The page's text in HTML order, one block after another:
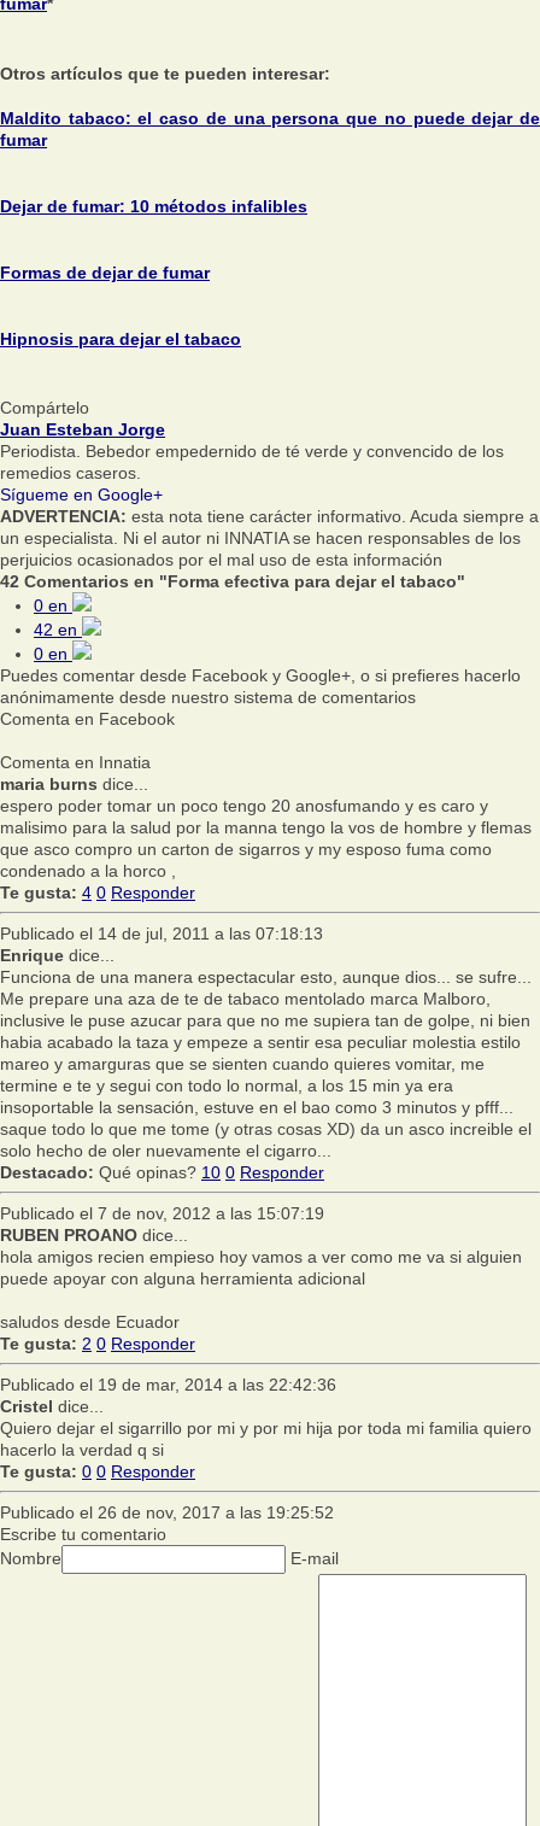
Otros artículos que te pueden interesar:
Maldito tabaco: el caso de una persona que no puede dejar de
fumar
Dejar de fumar: 10 métodos infalibles
Formas de dejar de fumar
Hipnosis para dejar el tabaco
Compártelo
Juan Esteban Jorge
Periodista. Bebedor empedernido de té verde y convencido de los
remedios caseros.
Sígueme en Google+
ADVERTENCIA: esta nota tiene carácter informativo. Acuda siempre a
un especialista. Ni el autor ni INNATIA se hacen responsables de los
perjuicios ocasionados por el mal uso de esta información
42 Comentarios en "Forma efectiva para dejar el tabaco"
0 en
42 en
0 en
Puedes comentar desde Facebook y Google+, o si prefieres hacerlo
anónimamente desde nuestro sistema de comentarios
Comenta en Facebook
Comenta en Innatia
maria burns dice...
espero poder tomar un poco tengo 20 anosfumando y es caro y
malisimo para la salud por la manna tengo la vos de hombre y flemas
que asco compro un carton de sigarros y my esposo fuma como
condenado a la horco ,
Te gusta: 4 0 Responder
Publicado el 14 de jul, 2011 a las 07:18:13
Enrique dice...
Funciona de una manera espectacular esto, aunque dios... se sufre...
Me prepare una aza de te de tabaco mentolado marca Malboro,
inclusive le puse azucar para que no me supiera tan de golpe, ni bien
habia acabado la taza y empeze a sentir esa peculiar molestia estilo
mareo y amarguras que se sienten cuando quieres vomitar, me
termine e te y segui con todo lo normal, a los 15 min ya era
insoportable la sensación, estuve en el bao como 3 minutos y pfff...
saque todo lo que me tome (y otras cosas XD) da un asco increible el
solo hecho de oler nuevamente el cigarro...
Destacado: Qué opinas? 10 0 Responder
Publicado el 7 de nov, 2012 a las 15:07:19
RUBEN PROANO dice...
hola amigos recien empieso hoy vamos a ver como me va si alguien
puede apoyar con alguna herramienta adicional
saludos desde Ecuador
Te gusta: 2 0 Responder
Publicado el 19 de mar, 2014 a las 22:42:36
Cristel dice...
Quiero dejar el sigarrillo por mi y por mi hija por toda mi familia quiero
hacerlo la verdad q si
Te gusta: 0 0 Responder
Publicado el 26 de nov, 2017 a las 19:25:52
Escribe tu comentario
Nombre
E-mail